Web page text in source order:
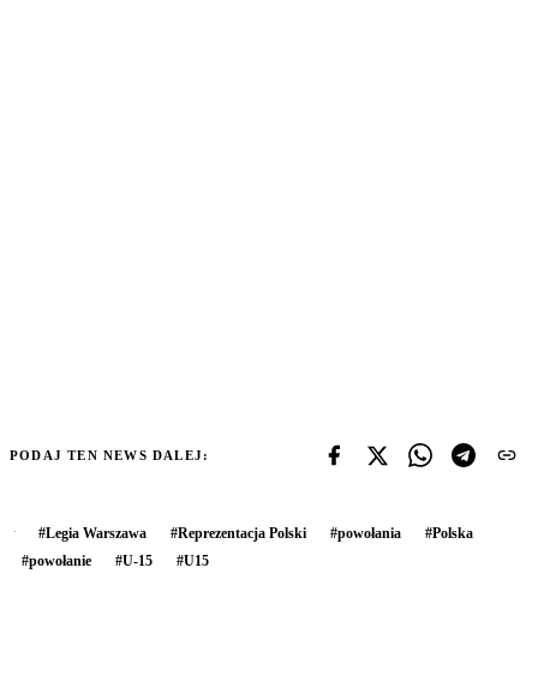
PODAJ TEN NEWS DALEJ:
#Legia Warszawa #Reprezentacja Polski #powołania #Polska
#powołanie #U-15 #U15